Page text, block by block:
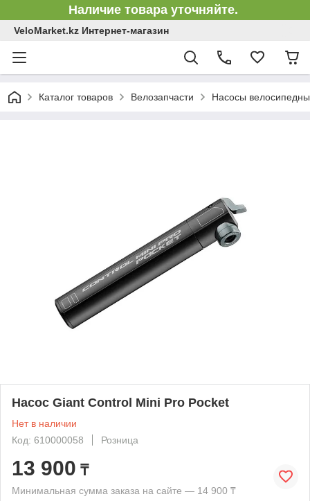
Наличие товара уточняйте.
VeloMarket.kz Интернет-магазин
Каталог товаров Велозапчасти Насосы
Насос Giant Control Mini Pro Pocket
Нет в наличии
Код: 610000058
Розница
13 900 ₸
Минимальная сумма заказа на сайте — 14 900 ₸